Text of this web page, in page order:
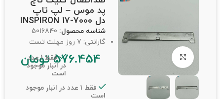
برای بزرگنمایی کلیک کنید
پد موس – لپ تاپ
دل INSPIRON 17-7000
شناسه محصول: 5016840
گارانتی: 7 روز مهلت تست
576.454 تومان
فقط 1 عدد
در انبار موجود
است
فقط 1 عدد در انبار موجود
است